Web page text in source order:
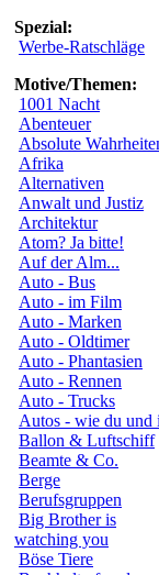
Spezial:
Werbe-Ratschläge
Motive/Themen:
1001 Nacht
Abenteuer
Absolute
Afrika
Alternativen
Anwalt und Justiz
Architektur
Atom? Ja bitte!
Auf der Alm...
Auto - Bus
Auto - im Film
Auto - Marken
Auto - Oldtimer
Auto - Phantasien
Auto - Rennen
Auto - Trucks
Autos - wie du und
Ballon & Luftschiff
Beamte & Co.
Berge
Berufsgruppen
Big Brother is
watching you
Böse Tiere